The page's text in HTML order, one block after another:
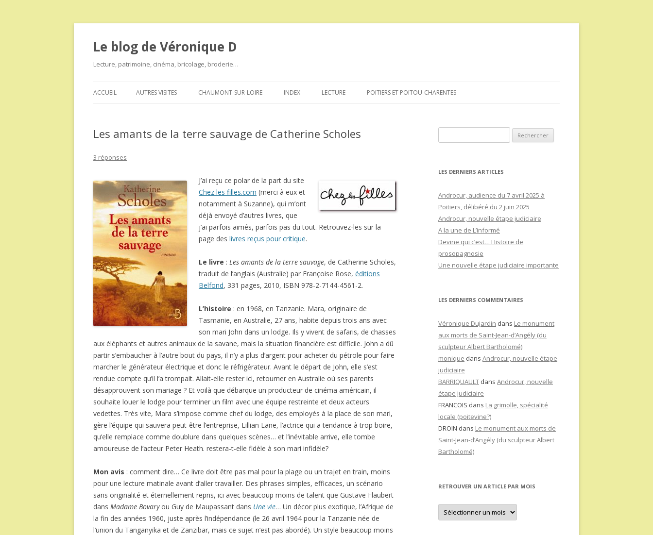
Le blog de Véronique D
Lecture, patrimoine, cinéma, bricolage, broderie…
au
ACCUEIL AUTRES VISITES CHAUMONT-SUR-LOIRE INDEX LECTURE POITIERS ET POITOU-CHARENTES
Les amants de la terre sauvage de Catherine Scholes
3 réponses
J’ai reçu ce polar de la part du site
Chez les filles.com (merci à eux et
notamment à Suzanne), qui m’ont
déjà envoyé d’autres livres, que
j’ai parfois aimés, parfois pas du tout. Retrouvez-les sur la
page des livres reçus pour critique.
Le livre : Les amants de la terre sauvage, de Catherine Scholes,
traduit de l’anglais (Australie) par Françoise Rose, éditions
Belfond, 331 pages, 2010, ISBN 978-2-7144-4561-2.
L’histoire : en 1968, en Tanzanie. Mara, originaire de
Tasmanie, en Australie, 27 ans, habite depuis trois ans avec
son mari John dans un lodge. Ils y vivent de safaris, de chasses
aux éléphants et autres animaux de la savane, mais la situation financière est difficile. John a dû
partir s’embaucher à l’autre bout du pays, il n’y a plus d’argent pour acheter du pétrole pour faire
marcher le générateur électrique et donc le réfrigérateur. Avant le départ de John, elle s’est
rendue compte qu’il l’a trompait. Allait-elle rester ici, retourner en Australie où ses parents
désapprouvent son mariage ? Et voilà que débarque un producteur de cinéma américain, il
souhaite louer le lodge pour terminer un film avec une équipe restreinte et deux acteurs
vedettes. Très vite, Mara s’impose comme chef du lodge, des employés à la place de son mari,
gère l’équipe qui sauvera peut-être l’entreprise, Lillian Lane, l’actrice qui a tendance à trop boire,
qu’elle remplace comme doublure dans quelques scènes… et l’inévitable arrive, elle tombe
amoureuse de l’acteur Peter Heath. restera-t-elle fidèle à son mari infidèle?
Mon avis : comment dire… Ce livre doit être pas mal pour la plage ou un trajet en train, moins
pour une lecture matinale avant d’aller travailler. Des phrases simples, efficaces, un scénario
sans originalité et éternellement repris, ici avec beaucoup moins de talent que Gustave Flaubert
dans Madame Bovaryou Guy de Maupassant dans Une vie… Un décor plus exotique, l’Afrique de
la fin des années 1960, juste après l’indépendance (le 26 avril 1964 pour la Tanzanie née de
l’union du Tanganyika et de Zanzibar, mais ce sujet n’est pas abordé). Un style beaucoup moins
LES DERNIERS ARTICLES
Androcur, audience du 7 avril 2025 à
Poitiers, délibéré du 2 juin 2025
Androcur, nouvelle étape judiciaire
A la une de L’informé
Devine qui c’est… Histoire de
prosopagnosie
Une nouvelle étape judiciaire importante
LES DERNIERS COMMENTAIRES
Véronique Dujardin dans Le monument
aux morts de Saint-Jean-d’Angély (du
sculpteur Albert Bartholomé)
monique dans Androcur, nouvelle étape
judiciaire
BARRIQUAULT dans Androcur, nouvelle
étape judiciaire
FRANCOIS dans La grimolle, spécialité
locale (poitevine?)
DROIN dans Le monument aux morts de
Saint-Jean-d’Angély (du sculpteur Albert
Bartholomé)
RETROUVER UN ARTICLE PAR MOIS
Retrouver
un
article